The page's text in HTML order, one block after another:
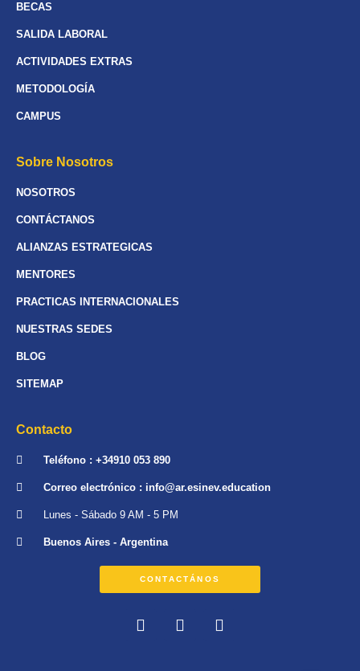
BECAS
SALIDA LABORAL
ACTIVIDADES EXTRAS
METODOLOGÍA
CAMPUS
Sobre Nosotros
NOSOTROS
CONTÁCTANOS
ALIANZAS ESTRATEGICAS
MENTORES
PRACTICAS INTERNACIONALES
NUESTRAS SEDES
BLOG
SITEMAP
Contacto
Teléfono : +34910 053 890
Correo electrónico : info@ar.esinev.education
Lunes - Sábado 9 AM - 5 PM
Buenos Aires - Argentina
CONTACTÁNOS